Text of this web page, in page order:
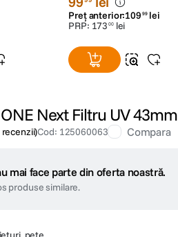
Preț anterior:109 99 lei
PRP: 173 00 lei
Next Filtru UV 43mm
recenzii)Cod: 125060063 Compara
mai face parte din oferta noastră.
produse similare.